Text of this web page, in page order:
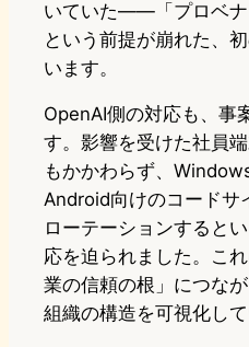
いていた——「プロベナ
という前提が崩れた、
います。
OpenAI側の対応も、事
す。影響を受けた社員
もかかわらず、
Android向けのコードサ
ローテーションすると
応を迫られました。こ
業の信頼の根」につな
組織の構造を可視化して